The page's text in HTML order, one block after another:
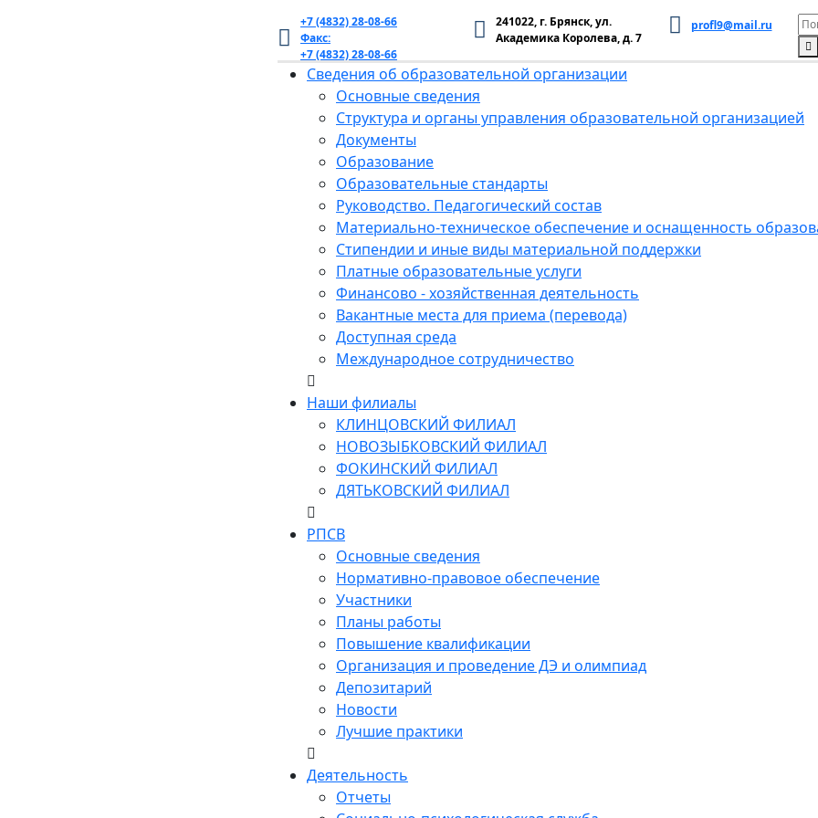
+7 (4832) 28-08-66
Факс:
+7 (4832) 28-08-66
241022, г. Брянск, ул.
Академика Королева, д. 7
profl9@mail.ru
Сведения об образовательной организации
Основные сведения
Структура и органы управления образовательной организацией
Документы
Образование
Образовательные стандарты
Руководство. Педагогический состав
Материально-техническое обеспечение и оснащенность
Стипендии и иные виды материальной поддержки
Платные образовательные услуги
Финансово - хозяйственная деятельность
Вакантные места для приема (перевода)
Доступная среда
Международное сотрудничество
Наши филиалы
КЛИНЦОВСКИЙ ФИЛИАЛ
НОВОЗЫБКОВСКИЙ ФИЛИАЛ
ФОКИНСКИЙ ФИЛИАЛ
ДЯТЬКОВСКИЙ ФИЛИАЛ
РПСВ
Основные сведения
Нормативно-правовое обеспечение
Участники
Планы работы
Повышение квалификации
Организация и проведение ДЭ и олимпиад
Депозитарий
Новости
Лучшие практики
Деятельность
Отчеты